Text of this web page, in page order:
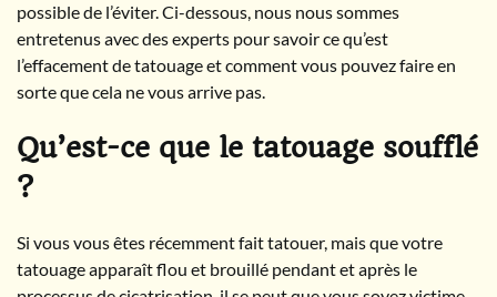
possible de l’éviter. Ci-dessous, nous nous sommes
entretenus avec des experts pour savoir ce qu’est
l’effacement de tatouage et comment vous pouvez faire en
sorte que cela ne vous arrive pas.
Qu’est-ce que le tatouage soufflé
?
Si vous vous êtes récemment fait tatouer, mais que votre
tatouage apparaît flou et brouillé pendant et après le